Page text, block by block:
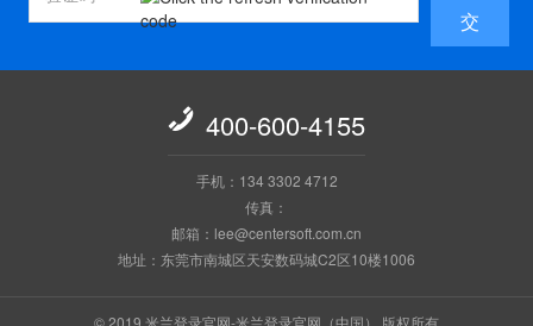
交
 400-600-4155
手机：134 3302 4712
传真：
邮箱：lee@centersoft.com.cn
地址：东莞市南城区天安数码城C2区10楼1006
© 2019 米兰登录官网-米兰登录官网（中国） 版权所有